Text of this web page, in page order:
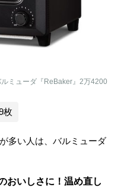
ミューダ『ReBaker』2万4200
枚
多い人は、バルミューダ
おいしさに！温め直し